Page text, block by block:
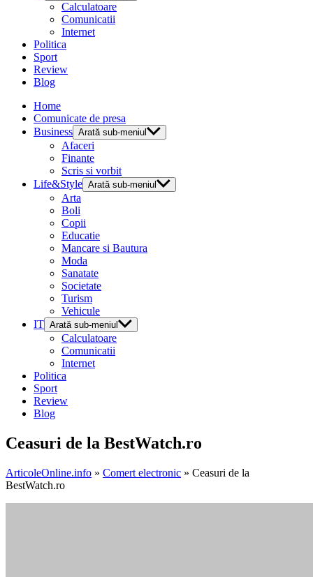
Calculatoare
Comunicatii
Internet
Politica
Sport
Review
Blog
Home
Comunicate de presa
Business Arată sub-meniul
Afaceri
Finante
Scris si vorbit
Life&Style Arată sub-meniul
Arta
Boli
Copii
Educatie
Mancare si Bautura
Moda
Sanatate
Societate
Turism
Vehicule
IT Arată sub-meniul
Calculatoare
Comunicatii
Internet
Politica
Sport
Review
Blog
Ceasuri de la BestWatch.ro
ArticoleOnline.info » Comert electronic » Ceasuri de la
BestWatch.ro